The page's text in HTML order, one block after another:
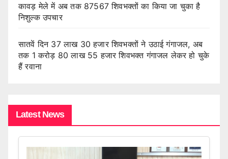
कावड़ मेले में अब तक 87567 शिवभक्तों का किया जा चुका है
निशुल्क उपचार
सातवें दिन 37 लाख 30 हजार शिवभक्तों ने उठाई गंगाजल, अब
तक 1 करोड़ 80 लाख 55 हजार शिवभक्त गंगाजल लेकर हो चुके
हैं रवाना
Latest News